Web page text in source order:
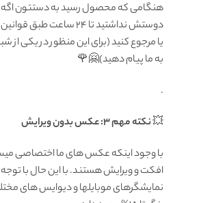
هنگامی که محصول رسید به دستتون اگه
دوستش نداشتید تا ۲۴ ساعت
یا مرجوع کنید (برای این منظور در یکی از
به ما پیام دهید)🤗🌹
.
💥نکته مهم 3: عکس بدون ویرایش
با وجود اینکه عکس های ما اختصاصی
افکت و ویرایش هستند. با این حال با
نمایشگرهای موبایلها و دیوایس های